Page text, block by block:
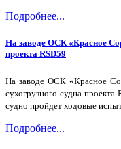
Подробнее...
На заводе ОСК «Красное
проекта RSD59
На заводе ОСК «Красное
сухогрузного судна
судно пройдет ходовые
Подробнее...